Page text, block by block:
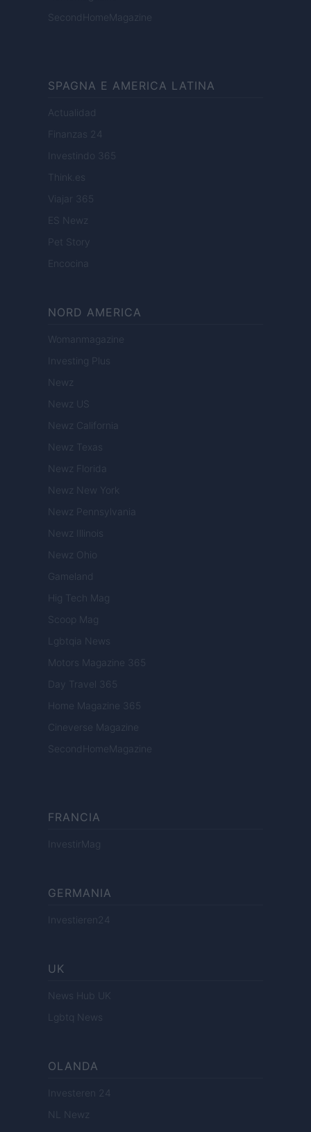
SecondHomeMagazine
SPAGNA E AMERICA LATINA
Actualidad
Finanzas 24
Investindo 365
Think.es
Viajar 365
ES Newz
Pet Story
Encocina
NORD AMERICA
Womanmagazine
Investing Plus
Newz
Newz US
Newz California
Newz Texas
Newz Florida
Newz New York
Newz Pennsylvania
Newz Illinois
Newz Ohio
Gameland
Hig Tech Mag
Scoop Mag
Lgbtqia News
Motors Magazine 365
Day Travel 365
Home Magazine 365
Cineverse Magazine
SecondHomeMagazine
FRANCIA
InvestirMag
GERMANIA
Investieren24
UK
News Hub UK
Lgbtq News
OLANDA
Investeren 24
NL Newz